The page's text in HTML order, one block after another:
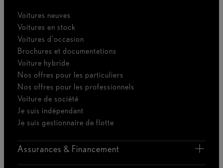
Voitures neuves
Voitures en stock
Voitures d'occasion
Brochures et documentations
Voiture hybride
Nos offres pour les particuliers
Nos offres pour les professionnels
Voiture de société
Je suis indépendant
Je suis gestionnaire de flotte
Assurances & Financement